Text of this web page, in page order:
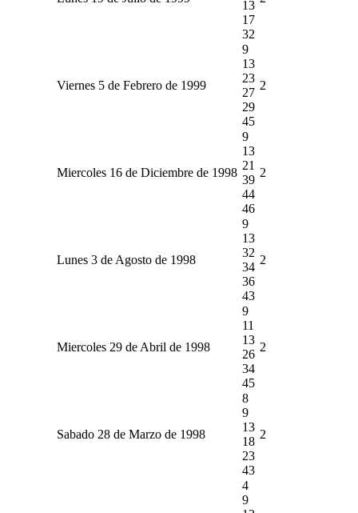
13
17
32
Viernes 5 de Febrero de 1999
9
13
23
27
29
45
2
Miercoles 16 de Diciembre de 1998
9
13
21
39
44
46
2
Lunes 3 de Agosto de 1998
9
13
32
34
36
43
2
Miercoles 29 de Abril de 1998
9
11
13
26
34
45
2
Sabado 28 de Marzo de 1998
8
9
13
18
23
43
2
4
9